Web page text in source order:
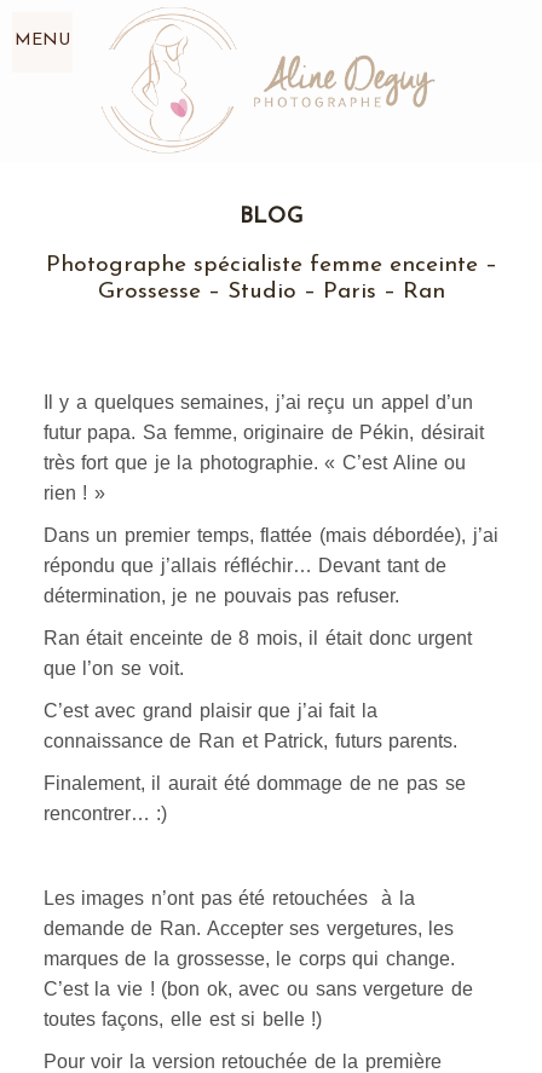
MENU
BLOG
Photographe spécialiste femme enceinte –
Grossesse – Studio – Paris – Ran
Il y a quelques semaines, j’ai reçu un appel d’un
futur papa. Sa femme, originaire de Pékin, désirait
très fort que je la photographie. « C’est Aline ou
rien ! »
Dans un premier temps, flattée (mais débordée), j’ai
répondu que j’allais réfléchir… Devant tant de
détermination, je ne pouvais pas refuser.
Ran était enceinte de 8 mois, il était donc urgent
que l’on se voit.
C’est avec grand plaisir que j’ai fait la
connaissance de Ran et Patrick, futurs parents.
Finalement, il aurait été dommage de ne pas se
rencontrer… :)
Les images n’ont pas été retouchées à la
demande de Ran. Accepter ses vergetures, les
marques de la grossesse, le corps qui change.
C’est la vie ! (bon ok, avec ou sans vergeture de
toutes façons, elle est si belle !)
Pour voir la version retouchée de la première